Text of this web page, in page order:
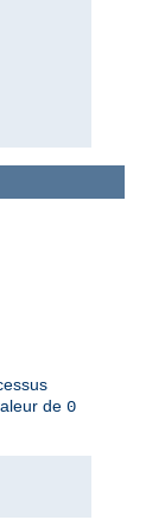
de 0